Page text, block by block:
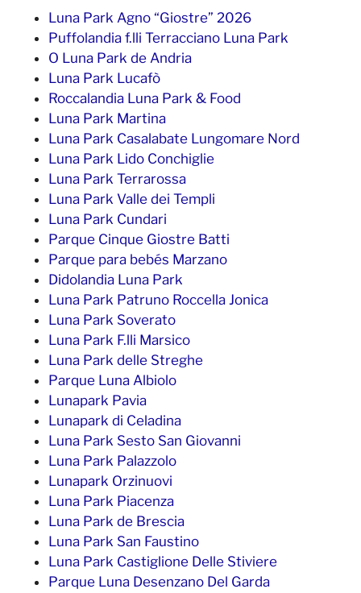
Luna Park Agno “Giostre” 2026
Puffolandia f.lli Terracciano Luna Park
O Luna Park de Andria
Luna Park Lucafò
Roccalandia Luna Park & Food
Luna Park Martina
Luna Park Casalabate Lungomare Nord
Luna Park Lido Conchiglie
Luna Park Terrarossa
Luna Park Valle dei Templi
Luna Park Cundari
Parque Cinque Giostre Batti
Parque para bebés Marzano
Didolandia Luna Park
Luna Park Patruno Roccella Jonica
Luna Park Soverato
Luna Park F.lli Marsico
Luna Park delle Streghe
Parque Luna Albiolo
Lunapark Pavia
Lunapark di Celadina
Luna Park Sesto San Giovanni
Luna Park Palazzolo
Lunapark Orzinuovi
Luna Park Piacenza
Luna Park de Brescia
Luna Park San Faustino
Luna Park Castiglione Delle Stiviere
Parque Luna Desenzano Del Garda